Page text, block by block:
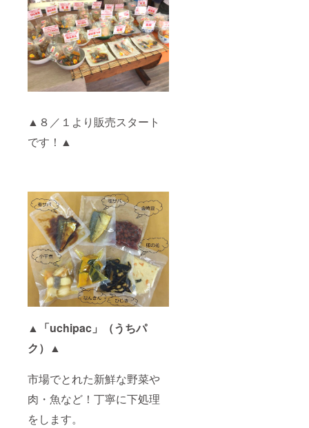
▲８／１より販売スタート
です！▲
▲「uchipac」（うちパ
ク）▲
市場でとれた新鮮な野菜や
肉・魚など！丁寧に下処理
をします。